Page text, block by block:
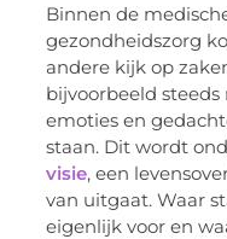
Binnen de
gezondheidszorg
andere kijk op
bijvoorbeeld
emoties en
staan. Dit wordt
visie, een
van uitgaat. Waar
eigenlijk voor en